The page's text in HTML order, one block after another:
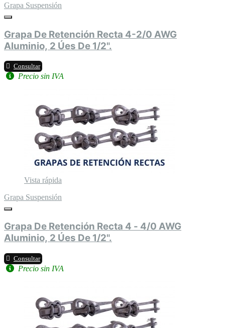
Grapa Suspensión
Grapa De Retención Recta 4-2/0 AWG
Aluminio, 2 Úes De 1/2".
Consultar
Precio sin IVA
Vista rápida
Grapa Suspensión
Grapa De Retención Recta 4 - 4/0 AWG
Aluminio, 2 Úes De 1/2".
Consultar
Precio sin IVA